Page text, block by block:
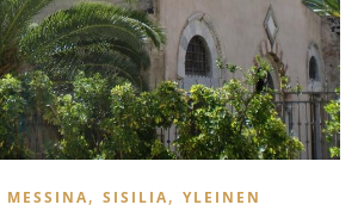
MESSINA, SISILIA, YLEINEN